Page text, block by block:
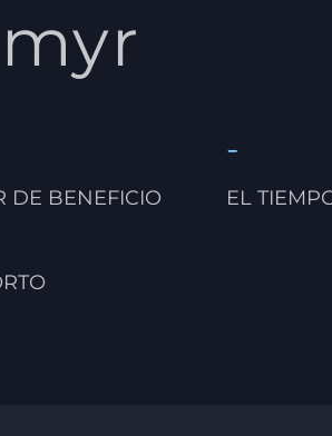
DE BENEFICIO
-
EL